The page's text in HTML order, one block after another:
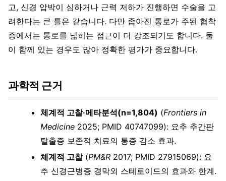
고, 신경 압박이 심하거나 근력 저하가 진행하면 수술을 고
려한다는 큰 틀은 같습니다. 다만 좁아진 통로가 주된 협착
증에서는 통로를 넓히는 접근이 더 강조되기도 합니다. 둘
이 함께 있는 경우도 많아 정확한 평가가 중요합니다.
과학적 근거
체계적 고찰·메타분석(n=1,804) (Frontiers in
Medicine 2025; PMID 40747099): 요추 추간판
탈출증 보존적 치료의 통증 감소 효과.
체계적 고찰(PM&R 2017; PMID 27915069): 요
추 신경근병증 경막외 스테로이드의 효과와 한계.